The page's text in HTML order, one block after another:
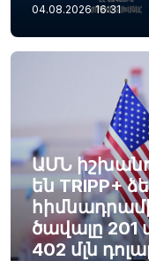
04.08.2026 16:31
ԱՄՆ
են TRIPP+
ծավալը 201
402 մլն